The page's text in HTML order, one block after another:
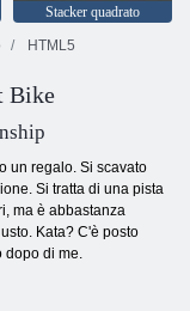
Stacker quadrato
HTML5
Bike
un regalo. Si scavato
Si tratta di una pista
ma è abbastanza
Kata? C'è posto
dopo di me.